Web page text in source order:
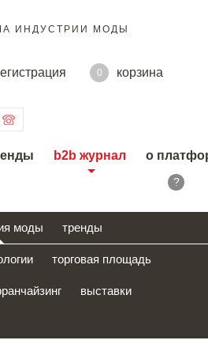
ИНДУСТРИИ МОДЫ
0
корзина
b2b журнал о
?
моды тренды
торговая площадь
выставки